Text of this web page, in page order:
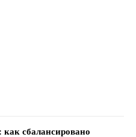
сбалансировано